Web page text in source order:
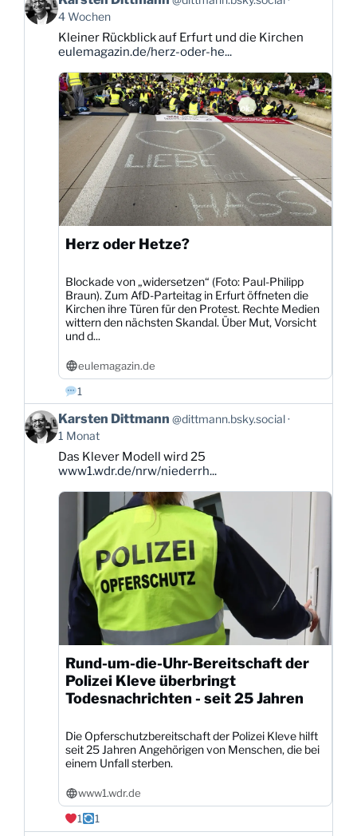
von
Karsten
Dittmann
Bluesky
ansehen
4 Wochen
Kleiner Rückblick auf Erfurt und die Kirchen
eulemagazin.de/herz-oder-he...
Herz oder Hetze?
Blockade von „widersetzen“ (Foto: Paul-Philipp
Braun). Zum AfD-Parteitag in Erfurt öffneten die
Kirchen ihre Türen für den Protest. Rechte Medien
wittern den nächsten Skandal. Über Mut, Vorsicht
und d...
eulemagazin.de
1
Beitrag
von
Karsten
Dittmann
Bluesky
Karsten Dittmann @dittmann.bsky.social
1 Monat
Das Klever Modell wird 25
www1.wdr.de/nrw/niederrh...
Rund-um-die-Uhr-Bereitschaft der
Polizei Kleve überbringt
Todesnachrichten - seit 25 Jahren
Die Opferschutzbereitschaft der Polizei Kleve hilft
seit 25 Jahren Angehörigen von Menschen, die bei
einem Unfall sterben.
www1.wdr.de
1
1